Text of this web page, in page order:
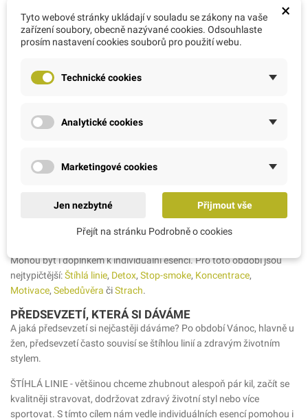
Bachovky, které nás podpoří v našem rozhodnutí a pomáhají dojít k
vytčenému cíli. Dodají nám tak zároveň i vyšší sebevědomí a
sebedůvěru, která pramení právě z prvních úspěchů a dodržování
Při výběru pomocníků z řady Bachových esencí záleží na druhu
Habr/Hornbeam– podporuje silnou vůli, abychom skutečně začali
jírovce/Chestnut bud– abychom se poučili z předchozích pokusů
Netýkavka/Impatients
– pro získání dostatečné
trpělivosti, kterou mnozí brzy ztrácejí. Nebo si můžeme vybrat z
hotových kombinací, které jsou pro mnohé dostupnější. Nejsme u
Mohou být i doplňkem k individuální esenci. Pro toto období jsou
nejtypičtější:Štíhlá linie, Detox, Stop-smoke, Koncentrace,
Motivace, Sebedůvěra čiStrach.
PŘEDSEVZETÍ, KTERÁ SI DÁVÁME
A jaká předsevzetí si nejčastěji dáváme? Po období Vánoc, hlavně u
žen, předsevzetí často souvisí se štíhlou linií a zdravým životním
stylem.
ŠTÍHLÁ LINIE - většinou chceme zhubnout alespoň pár kil, začít se
kvalitněji stravovat, dodržovat zdravý životní styl nebo více
sportovat. S tímto cílem nám vedle individuálních esencí pomohou i
×
Tyto webové stránky ukládají v souladu se zákony na vaše
zařízení soubory, obecně nazývané cookies. Odsouhlaste
prosím nastavení cookies souborů pro použití webu.
Technické cookies
Analytické cookies
Marketingové cookies
Jen nezbytné Přijmout vše
Přejít na stránku Podrobně o cookies